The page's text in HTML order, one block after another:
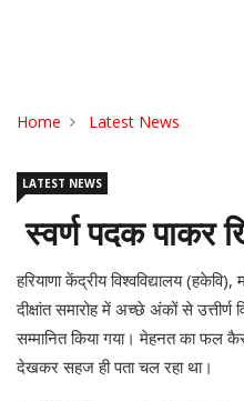
Home Latest News
LATEST NEWS
स्वर्ण पदक पाकर
हरियाणा केंद्रीय विश्वविद्यालय
दीक्षांत समारोह में अच्छे अंकों से उत्तीर्ण
सम्मानित किया गया। मेहनत का फल
देखकर सहज ही पता चल रहा था।